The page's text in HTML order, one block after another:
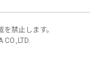
禁止します。
CO.,LTD.